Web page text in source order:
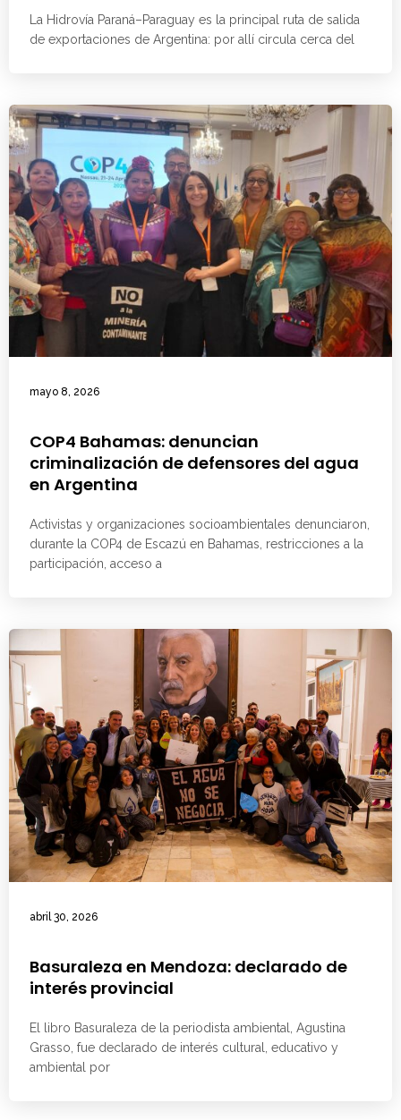
La Hidrovía Paraná–Paraguay es la principal ruta de salida
de exportaciones de Argentina: por allí circula cerca del
mayo 8, 2026
COP4 Bahamas: denuncian
criminalización de defensores del agua
en Argentina
Activistas y organizaciones socioambientales denunciaron,
durante la COP4 de Escazú en Bahamas, restricciones a la
participación, acceso a
abril 30, 2026
Basuraleza en Mendoza: declarado de
interés provincial
El libro Basuraleza de la periodista ambiental, Agustina
Grasso, fue declarado de interés cultural, educativo y
ambiental por